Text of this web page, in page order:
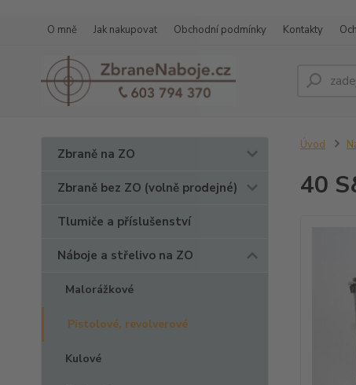
O mně Jak nakupovat Obchodní podmínky Kontakty
Zbraně na ZO
Zbraně bez ZO (volně prodejné)
Tlumiče a příslušenství
Náboje a střelivo na ZO
Malorážkové
Pistolové, revolverové
Kulové
Úvod
40